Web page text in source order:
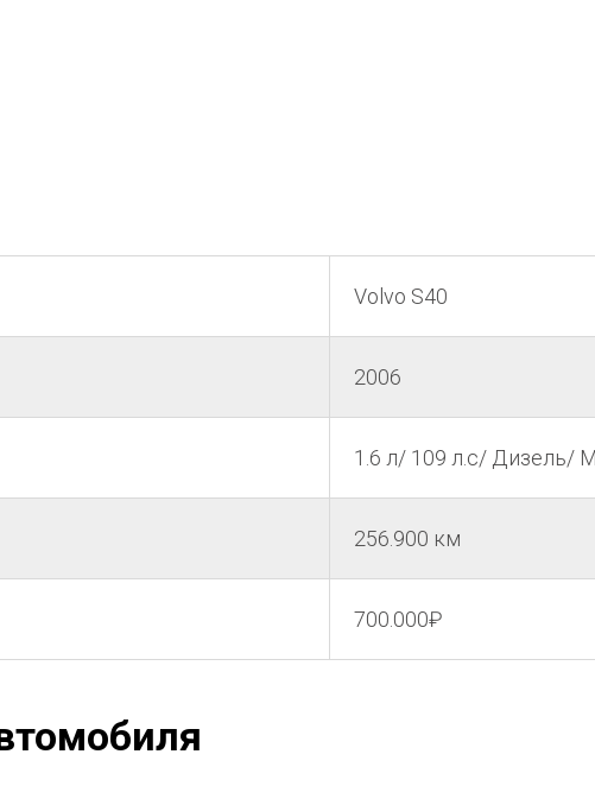
Volvo S40
2006
1.6 л/ 109 л.с/ Дизель/
256.900 км
700.000₽